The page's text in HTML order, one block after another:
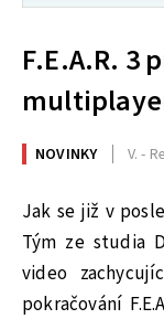
F.E.A.R. 3
NOVINKY V. -
Jak se již v
Tým ze studia
video
pokračování